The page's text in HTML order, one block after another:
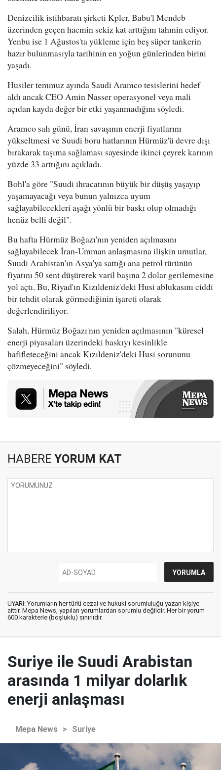
Denizcilik istihbaratı şirketi Kpler, Babu'l Mendeb
üzerinden geçen hacmin sekiz kat arttığını tahmin ediyor.
Yenbu ise 1 Ağustos'ta yükleme için beş süper tankerin
hazır bulunmasıyla tarihinin en yoğun günlerinden birini
yaşadı.
Husiler temmuz ayında Saudi Aramco tesislerini hedef
aldı ancak CEO Amin Nasser operasyonel veya mali
açıdan kayda değer bir etki yaşanmadığını söyledi.
Aramco salı günü, İran savaşının enerji fiyatlarını
yükseltmesi ve Suudi boru hatlarının Hürmüz'ü devre dışı
bırakarak taşıma sağlaması sayesinde ikinci çeyrek karının
yüzde 33 arttığını açıkladı.
Bohl'a göre "Suudi ihracatının büyük bir düşüş yaşayıp
yaşamayacağı veya bunun yalnızca uyum
sağlayabilecekleri aşağı yönlü bir baskı olup olmadığı
henüz belli değil".
Bu hafta Hürmüz Boğazı'nın yeniden açılmasını
sağlayabilecek İran-Umman anlaşmasına ilişkin umutlar,
Suudi Arabistan'ın Asya'ya sattığı ana petrol türünün
fiyatını 50 sent düşürerek varil başına 2 dolar gerilemesine
yol açtı. Bu, Riyad'ın Kızıldeniz'deki Husi ablukasını ciddi
bir tehdit olarak görmediğinin işareti olarak
değerlendiriliyor.
Salah, Hürmüz Boğazı'nın yeniden açılmasının "küresel
enerji piyasaları üzerindeki baskıyı kesinlikle
hafifleteceğini ancak Kızıldeniz'deki Husi sorununu
çözmeyeceğini" söyledi.
HABERE YORUM KAT
UYARI: Yorumların her türlü cezai ve hukuki sorumluluğu yazan kişiye
aittir. Mepa News, yapılan yorumlardan sorumlu değildir. Her bir yorum
600 karakterle (boşluklu) sınırlıdır.
Suriye ile Suudi Arabistan
arasında 1 milyar dolarlık
enerji anlaşması
Mepa News > Suriye